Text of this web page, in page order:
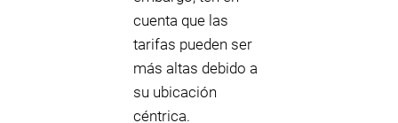
cuenta que las
tarifas pueden ser
más altas debido a
su ubicación
céntrica.